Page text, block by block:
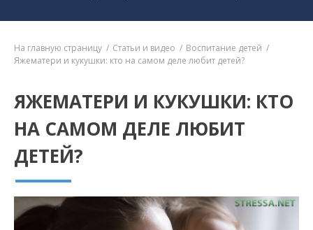
На главную страницу Статьи и видео
Воспитание детей
Яжематери и кукушки: кто на самом деле любит детей?
ЯЖЕМАТЕРИ И КУКУШКИ: КТО
НА САМОМ ДЕЛЕ ЛЮБИТ
ДЕТЕЙ?